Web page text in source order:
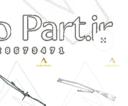
برای بزرگنمایی کلیک کنید